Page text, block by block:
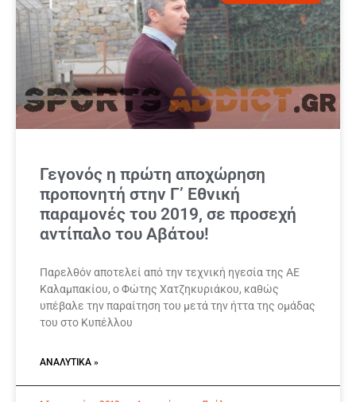
Γεγονός η πρώτη αποχώρηση
προπονητή στην Γ’ Εθνική
παραμονές του 2019, σε προσεχή
αντίπαλο του Αβάτου!
Παρελθόν αποτελεί από την τεχνική ηγεσία της ΑΕ
Καλαμπακίου, ο Φώτης Χατζηκυριάκου, καθώς
υπέβαλε την παραίτηση του μετά την ήττα της ομάδας
του στο Κυπέλλου
ΑΝΑΛΥΤΙΚΆ »